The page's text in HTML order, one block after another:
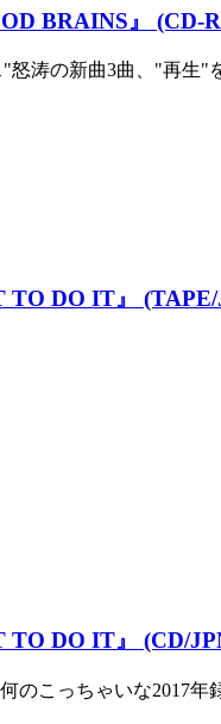
BRAINS』 (CD-
涛の新曲3曲、"再生"
DO IT』
DO IT』 (CD/
こっちゃいな2017年